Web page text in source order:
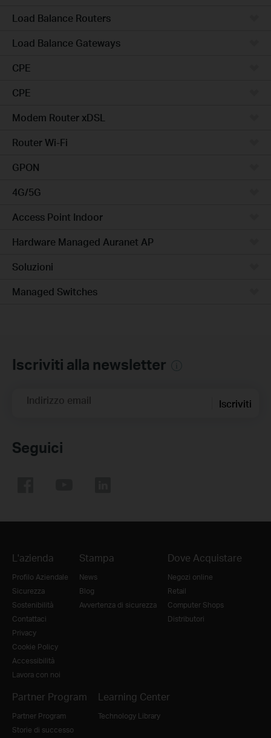
Load Balance Routers
Load Balance Gateways
CPE
CPE
Modem Router xDSL
Router Wi-Fi
GPON
4G/5G
Access Point Indoor
Hardware Managed Auranet AP
Soluzioni
Managed Switches
Iscriviti alla newsletter
Indirizzo email Iscriviti
Seguici
L'azienda
Profilo Aziendale
Sicurezza
Sostenibilità
Contattaci
Privacy
Cookie Policy
Accessibilità
Lavora con noi
Stampa
News
Blog
Avvertenza di sicurezza
Dove Acquistare
Negozi online
Retail
Computer Shops
Distributori
Partner Program
Partner Program
Storie di successo
Learning Center
Technology Library